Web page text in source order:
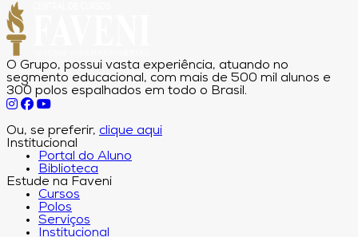
O Grupo, possui vasta experiência, atuando no
segmento educacional, com mais de 500 mil alunos e
300 polos espalhados em todo o Brasil.
Ou, se preferir, clique aqui
Institucional
Portal do Aluno
Biblioteca
Estude na Faveni
Cursos
Polos
Serviços
Institucional